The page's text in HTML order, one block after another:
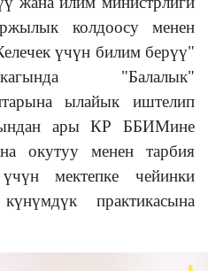
колдоосу менен
үчүн билим берүү"
"Балалык"
ылайык иштелип
ары КР ББИМине
окутуу менен тарбия
мектепке чейинки
практикасына